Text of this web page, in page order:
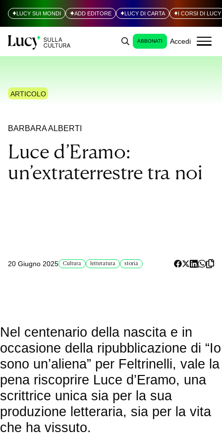
LUCY SUI MONDI ADD EDITORE LUCY DI CARTA I CORSI DI LUCY
ABBONATI Accedi
ARTICOLO
BARBARA ALBERTI
Luce d’Eramo:
un’extraterrestre tra noi
20 Giugno 2025 Cultura letteratura storia
Nel centenario della nascita e in
occasione della ripubblicazione di “Io
sono un’aliena” per Feltrinelli, vale la
pena riscoprire Luce d’Eramo, una
scrittrice unica sia per la sua
produzione letteraria, sia per la vita
che ha vissuto.